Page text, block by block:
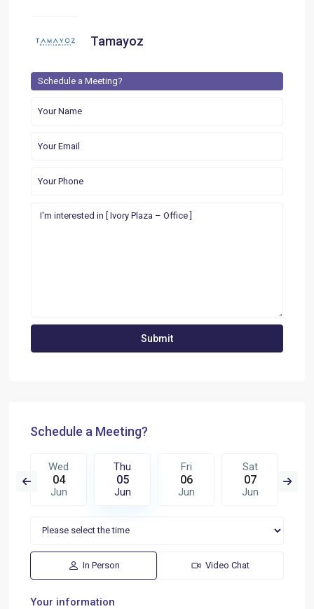
Tamayoz
Schedule a Meeting?
Schedule a Meeting?
Wed
04
Jun
Thu
05
Jun
Fri
06
Jun
Sat
07
Jun
In Person Video Chat
Your information